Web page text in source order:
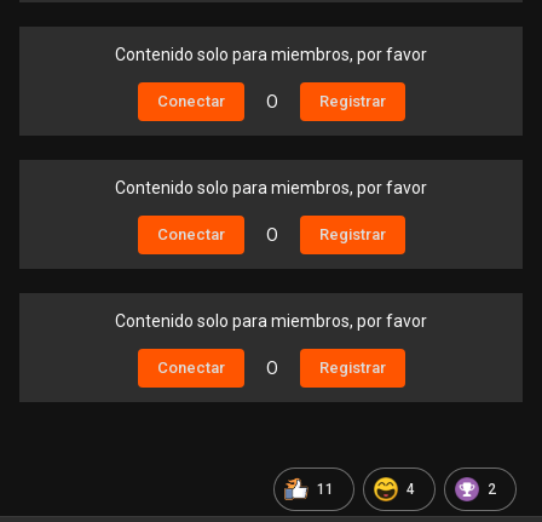
Contenido solo para miembros, por favor
Conectar O Registrar
Contenido solo para miembros, por favor
Conectar O Registrar
Contenido solo para miembros, por favor
Conectar O Registrar
11 4 2